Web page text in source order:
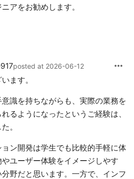
アをお勧めします。
posted at 2026-06-12 more_horiz
ます。
識を持ちながらも、実際の業務を
るようになったというご経験は、
。
ン開発は学生でも比較的手軽に体
ユーザー体験をイメージしやす
野だと思います。一方で、インフ